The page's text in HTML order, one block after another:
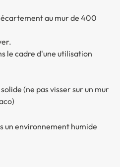
au mur de 400
le cadre d'une utilisation
(ne pas visser sur un mur
un environnement humide